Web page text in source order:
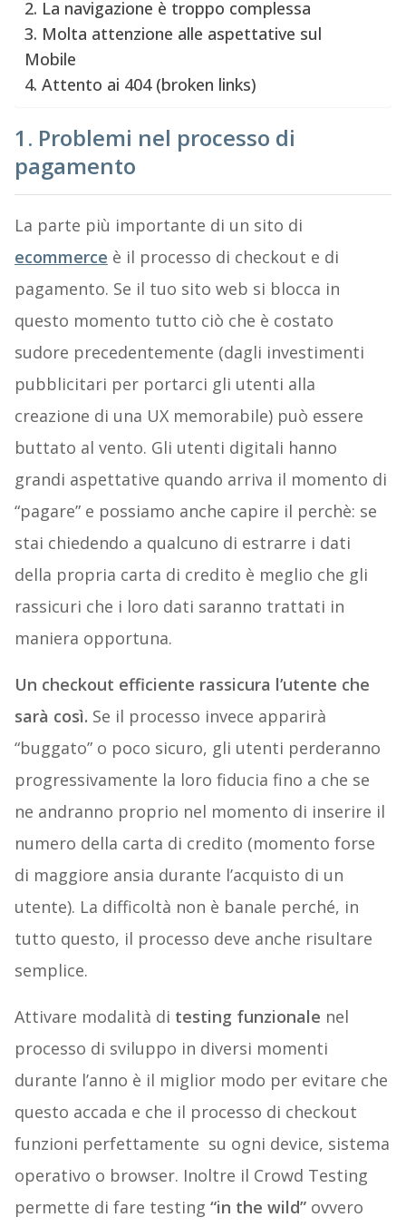
2. La navigazione è troppo complessa
3. Molta attenzione alle aspettative sul
Mobile
4. Attento ai 404 (broken links)
1. Problemi nel processo di
pagamento
La parte più importante di un sito di
ecommerce è il processo di checkout e di
pagamento. Se il tuo sito web si blocca in
questo momento tutto ciò che è costato
sudore precedentemente (dagli investimenti
pubblicitari per portarci gli utenti alla
creazione di una UX memorabile) può essere
buttato al vento. Gli utenti digitali hanno
grandi aspettative quando arriva il momento di
“pagare” e possiamo anche capire il perchè: se
stai chiedendo a qualcuno di estrarre i dati
della propria carta di credito è meglio che gli
rassicuri che i loro dati saranno trattati in
maniera opportuna.
Un checkout efficiente rassicura l’utente che
sarà così. Se il processo invece apparirà
“buggato” o poco sicuro, gli utenti perderanno
progressivamente la loro fiducia fino a che se
ne andranno proprio nel momento di inserire il
numero della carta di credito (momento forse
di maggiore ansia durante l’acquisto di un
utente). La difficoltà non è banale perché, in
tutto questo, il processo deve anche risultare
semplice.
Attivare modalità di testing funzionale nel
processo di sviluppo in diversi momenti
durante l’anno è il miglior modo per evitare che
questo accada e che il processo di checkout
funzioni perfettamente su ogni device, sistema
operativo o browser. Inoltre il Crowd Testing
permette di fare testing “in the wild”ovvero